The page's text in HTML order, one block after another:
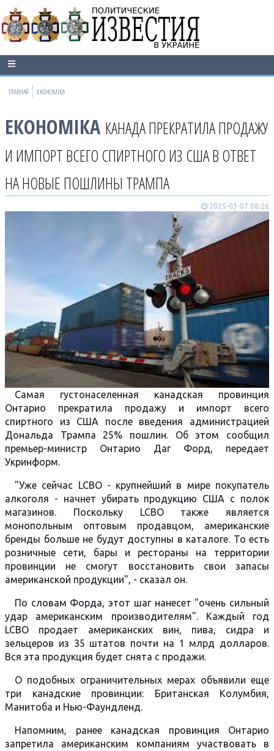
ГЛАВНАЯ ЕКОНОМІКА
ЕКОНОМІКА КАНАДА ПРЕКРАТИЛА ПРОДАЖУ
И ИМПОРТ ВСЕГО СПИРТНОГО ИЗ США В ОТВЕТ
НА НОВЫЕ ПОШЛИНЫ ТРАМПА
2025-03-07 08:26
Самая густонаселенная канадская провинция
Онтарио прекратила продажу и импорт всего
спиртного из США после введения администрацией
Дональда Трампа 25% пошлин. Об этом сообщил
премьер-министр Онтарио Даг Форд, передает
Укринформ.
"Уже сейчас LCBO - крупнейший в мире покупатель
алкоголя - начнет убирать продукцию США с полок
магазинов. Поскольку LCBO также является
монопольным оптовым продавцом, американские
бренды больше не будут доступны в каталоге. То есть
розничные сети, бары и рестораны на территории
провинции не смогут восстановить свои запасы
американской продукции", - сказал он.
По словам Форда, этот шаг нанесет "очень сильный
удар американским производителям". Каждый год
LCBO продает американских вин, пива, сидра и
зельцеров из 35 штатов почти на 1 млрд долларов.
Вся эта продукция будет снята с продажи.
О подобных ограничительных мерах объявили еще
три канадские провинции: Британская Колумбия,
Манитоба и Нью-Фаундленд.
Напомним, ранее канадская провинция Онтарио
запретила американским компаниям участвовать в